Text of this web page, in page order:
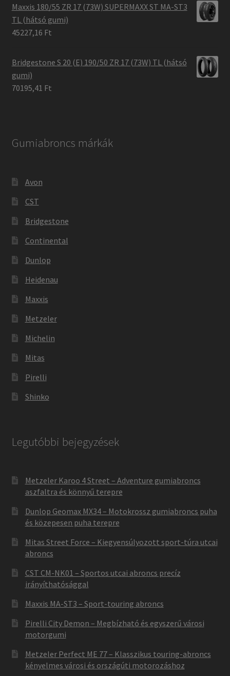
Maxxis 180/55 ZR 17 (73W) SUPERMAXX ST MA-ST3
TL (hátsó gumi)
45227,16 Ft
Bridgestone S 20 (E) 190/50 ZR 17 (73W) TL (hátsó
gumi)
70195,41 Ft
Gumiabroncs márkák
Avon
CST
Bridgestone
Continental
Dunlop
Heidenau
Maxxis
Metzeler
Michelin
Mitas
Pirelli
Shinko
Legutóbbi bejegyzések
Metzeler Karoo 4 Street – Adventure gumiabroncs
aszfaltra és könnyű terepre
Dunlop Geomax MX34 – Motokrossz gumiabroncs puha
és közepesen puha terepre
Mitas Street Force – Kiegyensúlyozott sport-túra utcai
abroncs
CST CM-NK01 – Sportos utcai abroncs precíz
irányíthatósággal
Maxxis MA-ST3 – Sport-touring abroncs
Pirelli City Demon – Megbízható és egyszerű városi
motorgumi
Metzeler Perfect ME 77 – Klasszikus touring-abroncs
kényelmes városi és országúti motorozáshoz